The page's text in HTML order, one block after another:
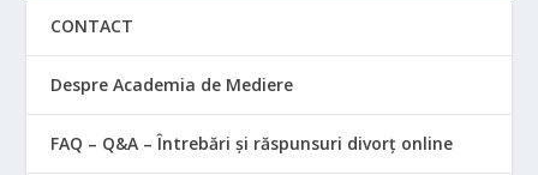
CONTACT
Despre Academia de Mediere
FAQ – Q&A – Întrebări și răspunsuri divorț online